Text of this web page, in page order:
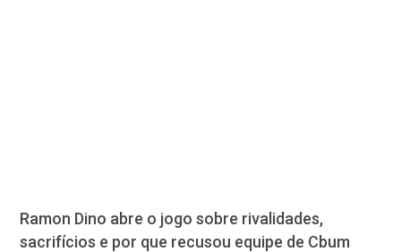
Ramon Dino abre o jogo sobre rivalidades,
sacrifícios e por que recusou equipe de Cbum